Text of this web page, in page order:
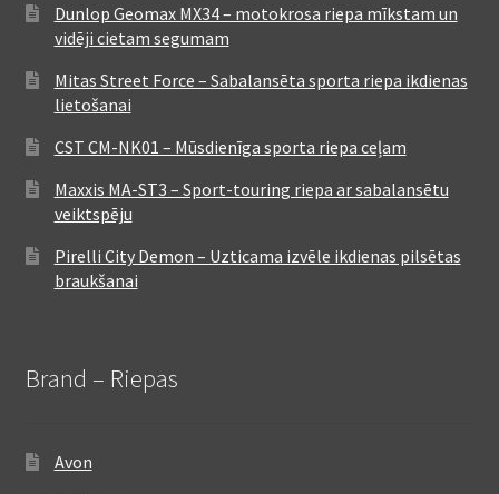
Dunlop Geomax MX34 – motokrosa riepa mīkstam un
vidēji cietam segumam
Mitas Street Force – Sabalansēta sporta riepa ikdienas
lietošanai
CST CM-NK01 – Mūsdienīga sporta riepa ceļam
Maxxis MA-ST3 – Sport-touring riepa ar sabalansētu
veiktspēju
Pirelli City Demon – Uzticama izvēle ikdienas pilsētas
braukšanai
Brand – Riepas
Avon